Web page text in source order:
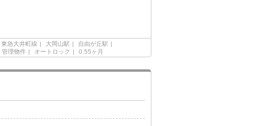
東急大井町線 大岡山駅
自由が丘駅
管理物件 オートロック 0.55ヶ月